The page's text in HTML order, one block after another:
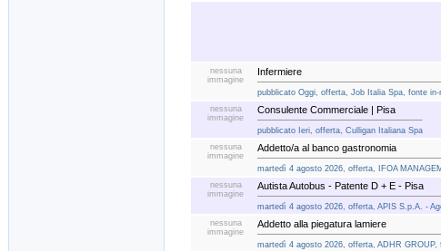
nessuna
immagine
Infermiere
pubblicato Oggi, offerta, Job Italia Spa, fonte in-
nessuna
immagine
Consulente Commerciale | Pisa
pubblicato Ieri, offerta, Culligan Italiana Spa
nessuna
immagine
Addetto/a al banco gastronomia
martedì 4 agosto 2026, offerta, IFOA
nessuna
immagine
Autista Autobus - Patente D + E - Pisa
martedì 4 agosto 2026, offerta, APIS S.p.A. -
nessuna
immagine
Addetto alla piegatura lamiere
martedì 4 agosto 2026, offerta, ADHR GROUP,